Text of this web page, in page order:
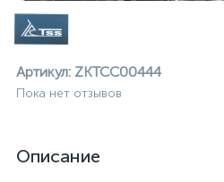
Артикул: ZKTCC00444
Пока нет отзывов
Описание